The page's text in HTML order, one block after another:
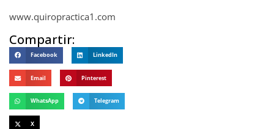
www.quiropractica1.com
Compartir:
Facebook LinkedIn
Email Pinterest
WhatsApp Telegram
X